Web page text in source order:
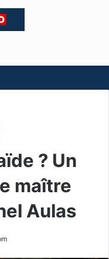
? Un
maître
Aulas